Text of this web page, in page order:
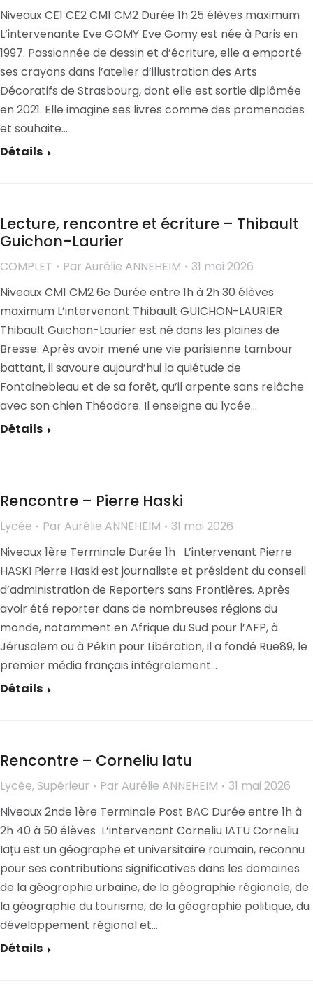
Niveaux CE1 CE2 CM1 CM2 Durée 1h 25 élèves maximum
L’intervenante Eve GOMY Eve Gomy est née à Paris en
1997. Passionnée de dessin et d’écriture, elle a emporté
ses crayons dans l’atelier d’illustration des Arts
Décoratifs de Strasbourg, dont elle est sortie diplômée
en 2021. Elle imagine ses livres comme des promenades
et souhaite…
Détails
Lecture, rencontre et écriture – Thibault
Guichon-Laurier
COMPLET Par Aurélie ANNEHEIM
31 mai 2026
Niveaux CM1 CM2 6e Durée entre 1h à 2h 30 élèves
maximum L’intervenant Thibault GUICHON-LAURIER
Thibault Guichon-Laurier est né dans les plaines de
Bresse. Après avoir mené une vie parisienne tambour
battant, il savoure aujourd’hui la quiétude de
Fontainebleau et de sa forêt, qu’il arpente sans relâche
avec son chien Théodore. Il enseigne au lycée…
Détails
Rencontre – Pierre Haski
Lycée Par Aurélie ANNEHEIM
31 mai 2026
Niveaux 1ère Terminale Durée 1h L’intervenant Pierre
HASKI Pierre Haski est journaliste et président du conseil
d’administration de Reporters sans Frontières. Après
avoir été reporter dans de nombreuses régions du
monde, notamment en Afrique du Sud pour l’AFP, à
Jérusalem ou à Pékin pour Libération, il a fondé Rue89, le
premier média français intégralement…
Détails
Rencontre – Corneliu Iatu
Lycée, Supérieur Par Aurélie ANNEHEIM
31 mai 2026
Niveaux 2nde 1ère Terminale Post BAC Durée entre 1h à
2h 40 à 50 élèves L’intervenant Corneliu IATU Corneliu
Iațu est un géographe et universitaire roumain, reconnu
pour ses contributions significatives dans les domaines
de la géographie urbaine, de la géographie régionale, de
la géographie du tourisme, de la géographie politique, du
développement régional et…
Détails